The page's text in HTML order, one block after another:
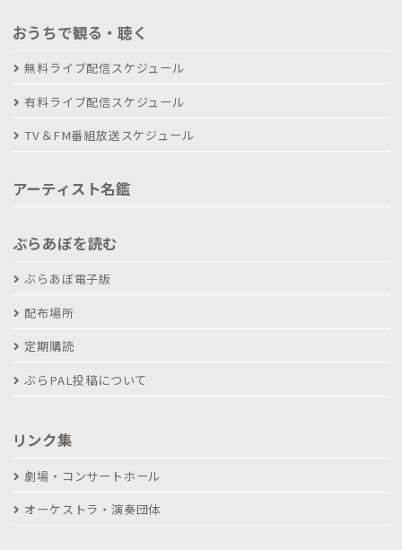
おうちで観る・聴く
無料ライブ配信スケジュール
有料ライブ配信スケジュール
TV＆FM番組放送スケジュール
アーティスト名鑑
ぶらあぼを読む
ぶらあぼ電子版
配布場所
定期購読
ぶらPAL投稿について
リンク集
劇場・コンサートホール
オーケストラ・演奏団体